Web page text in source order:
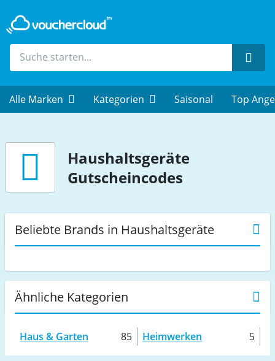
Alle Marken Kategorien Saisonal Top
Haushaltsgeräte
Gutscheincodes
Beliebte Brands in Haushaltsgeräte
Ähnliche Kategorien
Haus & Garten 85 Heimwerken 5